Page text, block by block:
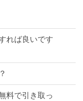
れば良いです
料で引き取っ